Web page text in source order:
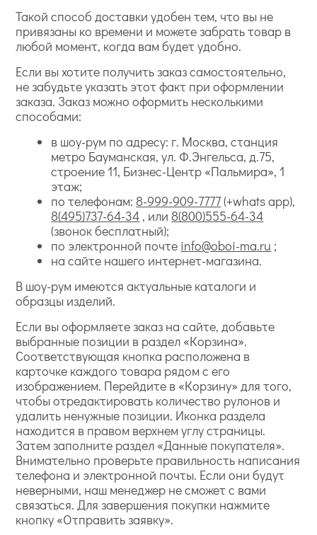
Такой способ доставки удобен тем, что вы не
привязаны ко времени и можете забрать товар в
любой момент, когда вам будет удобно.
Если вы хотите получить заказ самостоятельно,
не забудьте указать этот факт при оформлении
заказа. Заказ можно оформить несколькими
способами:
в шоу-рум по адресу: г. Москва, станция
метро Бауманская, ул. Ф.Энгельса, д.75,
строение 11, Бизнес-Центр «Пальмира», 1
этаж;
по телефонам: 8-999-909-7777(+whats app),
8(495)737-64-34 , или 8(800)555-64-34
(звонок бесплатный);
по электронной почте info@oboi-ma.ru ;
на сайте нашего интернет-магазина.
В шоу-рум имеются актуальные каталоги и
образцы изделий.
Если вы оформляете заказ на сайте, добавьте
выбранные позиции в раздел «Корзина».
Соответствующая кнопка расположена в
карточке каждого товара рядом с его
изображением. Перейдите в «Корзину» для того,
чтобы отредактировать количество рулонов и
удалить ненужные позиции. Иконка раздела
находится в правом верхнем углу страницы.
Затем заполните раздел «Данные покупателя».
Внимательно проверьте правильность написания
телефона и электронной почты. Если они будут
неверными, наш менеджер не сможет с вами
связаться. Для завершения покупки нажмите
кнопку «Отправить заявку».